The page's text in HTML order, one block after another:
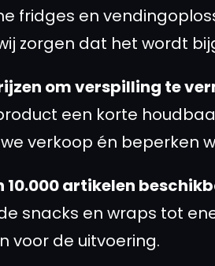
fridges en
zorgen dat het wordt
om verspilling te
een korte
verkoop én beperken
10.000 artikelen
snacks en wraps tot
voor de uitvoering.